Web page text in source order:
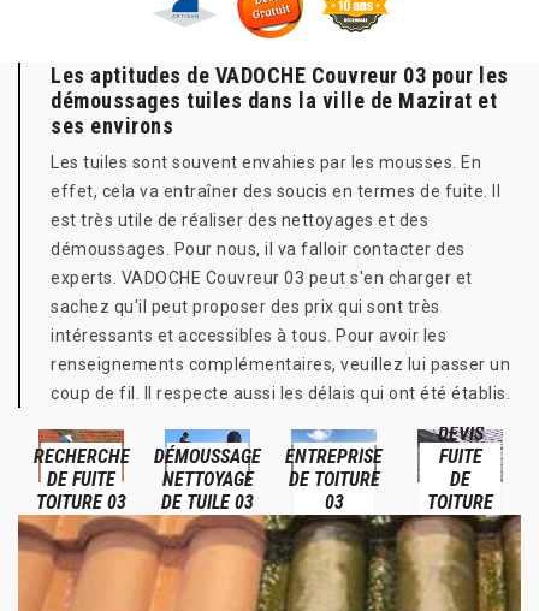
Les aptitudes de VADOCHE Couvreur 03 pour les
démoussages tuiles dans la ville de Mazirat et
ses environs
Les tuiles sont souvent envahies par les mousses. En
effet, cela va entraîner des soucis en termes de fuite. Il
est très utile de réaliser des nettoyages et des
démoussages. Pour nous, il va falloir contacter des
experts. VADOCHE Couvreur 03 peut s'en charger et
sachez qu'il peut proposer des prix qui sont très
intéressants et accessibles à tous. Pour avoir les
renseignements complémentaires, veuillez lui passer un
coup de fil. Il respecte aussi les délais qui ont été établis.
RECHERCHE
DE FUITE
TOITURE 03
DÉMOUSSAGE
NETTOYAGE
DE TUILE 03
ENTREPRISE
DE TOITURE
03
DEVIS
FUITE
DE
TOITURE
03